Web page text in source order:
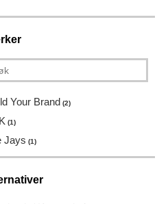
Your Brand (2)
(1)
Jays (1)